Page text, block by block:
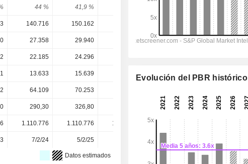
44 % 41,9 % 43,9 % 43,3 %
140.716 150.162 157.366 169.230
27.358 29.940 30.745 32.204 34.699
22.185 24.296
13.633 15.639 14.701 17.374 19.517
64.109 70.253
290,30 326,80 366,50 366,50
1.110.776 1.110.776 1.110.776 1.110.776
7/2/24 5/2/25 -
Datos estimados
Evolución del PBR histórico